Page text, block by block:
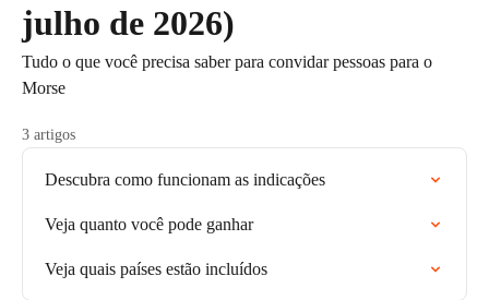
julho de 2026)
Tudo o que você precisa saber para convidar pessoas para o
Morse
3 artigos
Descubra como funcionam as indicações
Veja quanto você pode ganhar
Veja quais países estão incluídos